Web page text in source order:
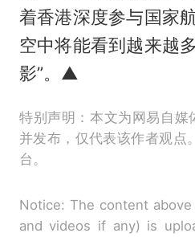
着香港深度参与国家
空中将能看到越来越
影”。▲
特别声明：本文为网易自媒
并发布，仅代表该作者观点
台。
Notice: The content
and videos if any) is